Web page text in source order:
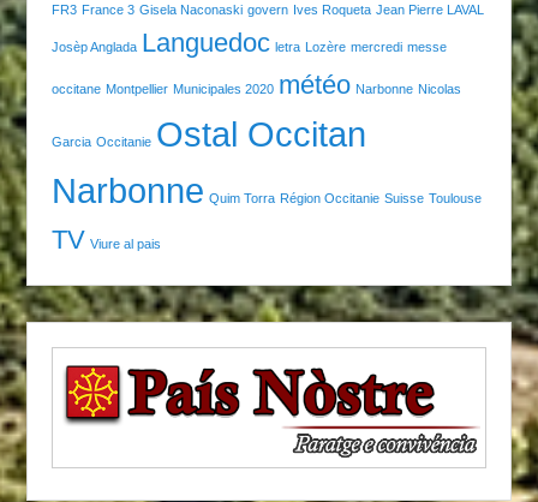
FR3 France 3 Gisela Naconaski govern Ives Roqueta Jean Pierre LAVAL
Josèp Anglada Languedoc letra Lozère mercredi messe
occitane Montpellier Municipales 2020 météo Narbonne Nicolas
Garcia Occitanie Ostal Occitan
Narbonne Quim Torra Région Occitanie Suisse Toulouse
TV Viure al pais